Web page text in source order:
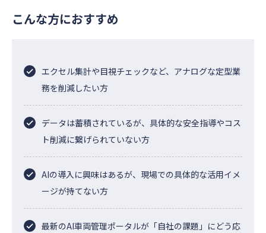
こんな方におすすめ
エクセル集計や目視チェックなど、アナログな定型業
務を削減したい方
データは蓄積されているが、具体的な安全指導やコス
ト削減に繋げられていない方
AIの導入に興味はあるが、現場での具体的な活用イメ
ージが持てない方
最新のAI車両管理ポータルが「自社の課題」にどう応